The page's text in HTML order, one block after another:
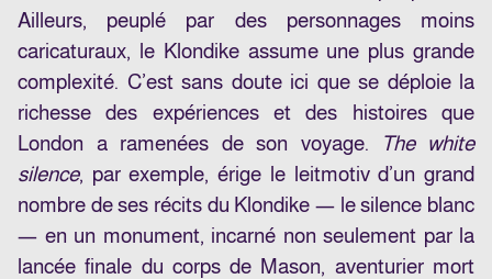
Ailleurs, peuplé par des personnages moins
caricaturaux, le Klondike assume une plus grande
complexité. C’est sans doute ici que se déploie la
richesse des expériences et des histoires que
London a ramenées de son voyage.
The white
silence, par exemple, érige le leitmotiv d’un grand
nombre de ses récits du Klondike — le silence blanc
— en un monument, incarné non seulement par la
lancée finale du corps de Mason, aventurier mort